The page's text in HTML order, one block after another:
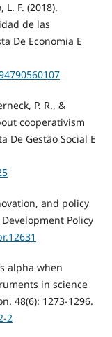
L. F. (2018).
de las
De Economia E
P. R., &
cooperativism
De Gestão Social E
and policy
Policy
alpha when
in science
48(6): 1273-1296.
2